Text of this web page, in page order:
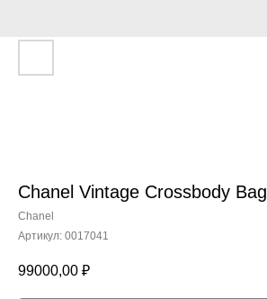
Chanel Vintage Crossbody Bag
Chanel
Артикул: 0017041
99000,00 ₽